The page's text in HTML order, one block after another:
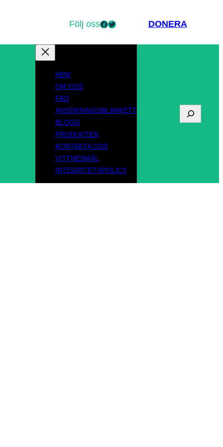
Följ ossFacebook Twitter DONERA
HEM
OM OSS
FAQ
ANSÖKNINGSBLANKETT
BLOGG
PRODUKTER
KONTAKTA OSS
VITTNESMÅL
INTEGRITETSPOLICY